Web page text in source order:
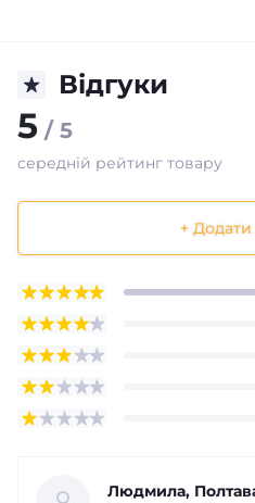
Відгуки
5 / 5
середній рейтинг товару
+ Додати
Людмила,